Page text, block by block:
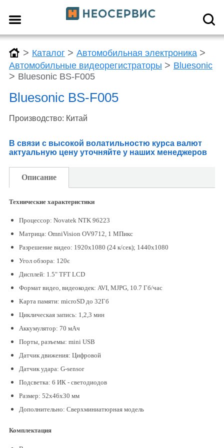
> Каталог > Автомобильная электроника >
Автомобильные видеорегистраторы > Bluesonic
> Bluesonic BS-F005
Bluesonic BS-F005
Производство: Китай
В связи с высокой волатильностю курса валют
актуальную цену уточняйте у наших менеджеров
Описание
Технические характеристики
Процессор: Novatek NTK 96223
Матрица: OmniVision OV9712, 1 МПикс
Разрешение видео: 1920x1080 (24 к/сек); 1440х1080
Угол обзора: 120є
Дисплей: 1.5" TFT LCD
Формат видео, видеокодек: AVI, MJPG, 10.7 Гб/час
Карта памяти: microSD до 32Гб
Циклическая запись: 1,2,3 мин
Аккумулятор: 70 мАч
Порты, разъемы: mini USB
Датчик движения: Цифровой
Датчик удара: G-sensor
Подсветка: 6 ИК - светодиодов
Размер: 52x46x30 мм
Дополнительно: Сверхминиатюрная модель
Комплектация